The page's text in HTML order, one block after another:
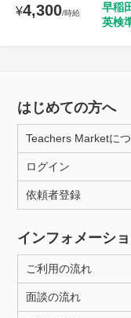
¥4,300/時給
早稲
英検
はじめての方へ
Teachers Marketに
ログイン
依頼者登録
インフォメーシ
ご利用の流れ
面談の流れ